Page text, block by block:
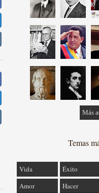
Más
Temas
Vida Éxito
Amor
Hacer